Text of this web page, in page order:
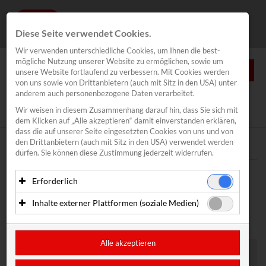
0
Segeln
Traunsee Woche
business2run
Traunsee Halbmarathon
Lakeventure Traunsee
CoolRunnings
News / Inovent / Traunsee Halbmarathon
Text
Meldung vom 16.04.2026
WILLKOMMEN IM TEAM,
THOMAS HASLINGER
Diese Seite verwendet Cookies.
Wir verwenden unterschiedliche Cookies, um Ihnen die best­
mögliche Nutzung unserer Website zu ermöglichen, sowie um
unsere Website fortlaufend zu verbessern. Mit Cookies werden
von uns sowie von Drittanbietern (auch mit Sitz in den USA) unter
anderem auch personenbezogene Daten verarbeitet.
Wir weisen in diesem Zusammenhang darauf hin, dass Sie sich mit
dem Klicken auf „Alle akzeptieren“ damit ein­ver­standen erklären,
dass die auf unserer Seite eingesetzten Cookies von uns und von
den Drittanbietern (auch mit Sitz in den USA) verwendet werden
dürfen. Sie können diese Zustimmung jederzeit widerrufen.
Erforderlich
Essenzielle Cookies ermöglichen grundlegende Funktionen
und sind für die einwandfreie Funktion der Website
personenbezogenen Daten und werden an keine Dritten
Anbieter: Eigentümer der Website (Erstanbieter)
Inhalte externer Plattformen (soziale Medien)
Drittanbietern (in der Regel soziale Medien) angezeigt
werden. Dadurch werden auch Cookies der Drittanbieter auf
Sitz in den USA.
Alle akzeptieren